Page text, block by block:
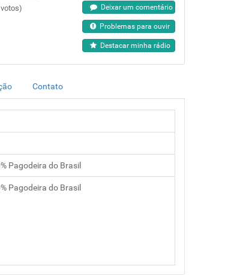
votos) Deixar um comentário
Problemas para ouvir
Destacar minha rádio
Contato
Pagodeira do Brasil
Pagodeira do Brasil